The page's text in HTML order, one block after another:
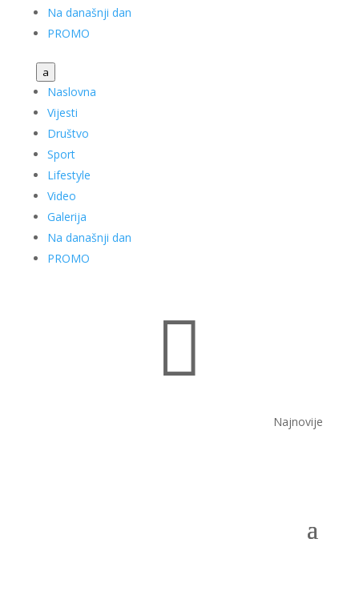
Na današnji dan
PROMO
a
Naslovna
Vijesti
Društvo
Sport
Lifestyle
Video
Galerija
Na današnji dan
PROMO

Najnovije